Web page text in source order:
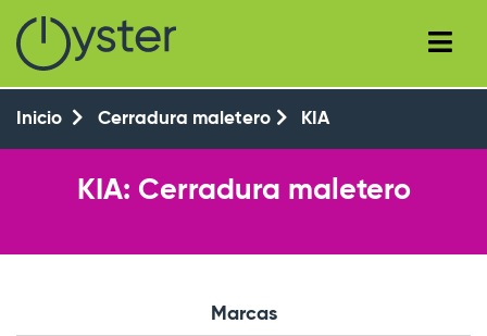
Inicio Cerradura maletero KIA
KIA: Cerradura maletero
Marcas